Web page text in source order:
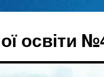
освіти